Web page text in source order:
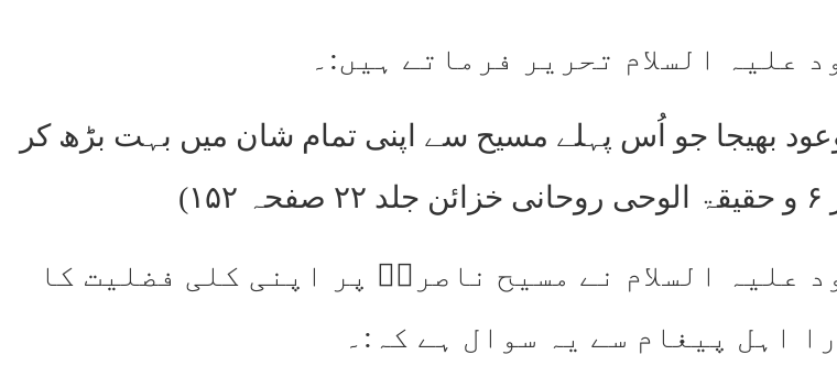
علیہ السلام تحریر فرماتے ہیں:۔
بھیجا جو اُس پہلے مسیح سے اپنی تمام شان میں بہت بڑھ کر
علیہ السلام نے مسیح ناصریؑ پر اپنی کلی فضلیت کا
اہل پیغام سے یہ سوال ہے کہ:۔